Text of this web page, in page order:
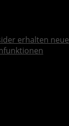
erhalten neue